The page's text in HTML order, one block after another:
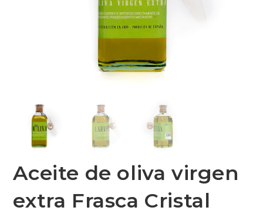
Aceite de oliva virgen
extra Frasca Cristal